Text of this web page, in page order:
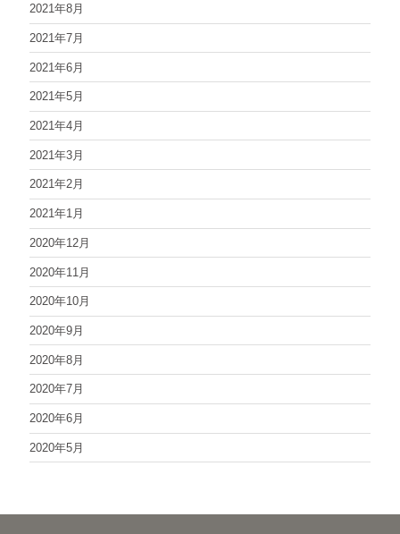
2021年8月
2021年7月
2021年6月
2021年5月
2021年4月
2021年3月
2021年2月
2021年1月
2020年12月
2020年11月
2020年10月
2020年9月
2020年8月
2020年7月
2020年6月
2020年5月